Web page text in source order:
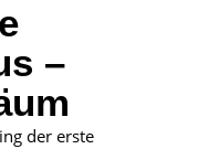
–
der erste